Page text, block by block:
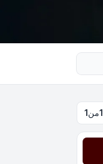
1من1